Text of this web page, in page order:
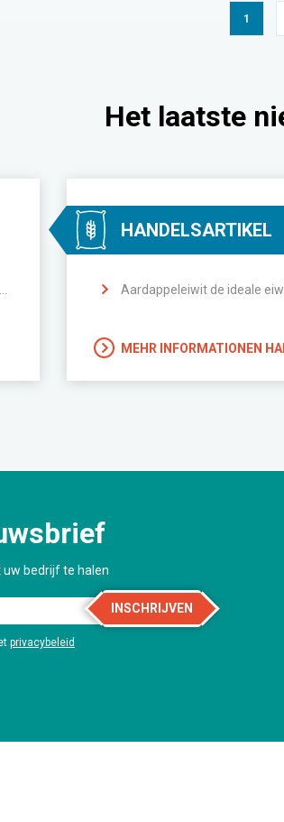
1
Het laatste
HANDELSARTIKEL
Aardappeleiwit de ideale
MEHR INFORMATIONEN
bedrijf te halen
INSCHRIJVEN
privacybeleid